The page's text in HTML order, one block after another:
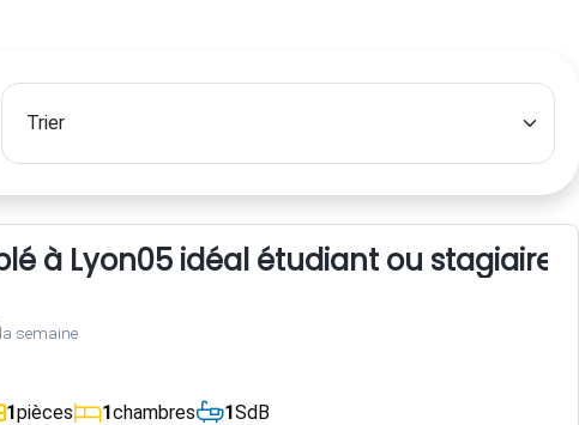
à Lyon05 idéal étudiant ou stagiaire
semaine
1pièces 1chambres 1SdB